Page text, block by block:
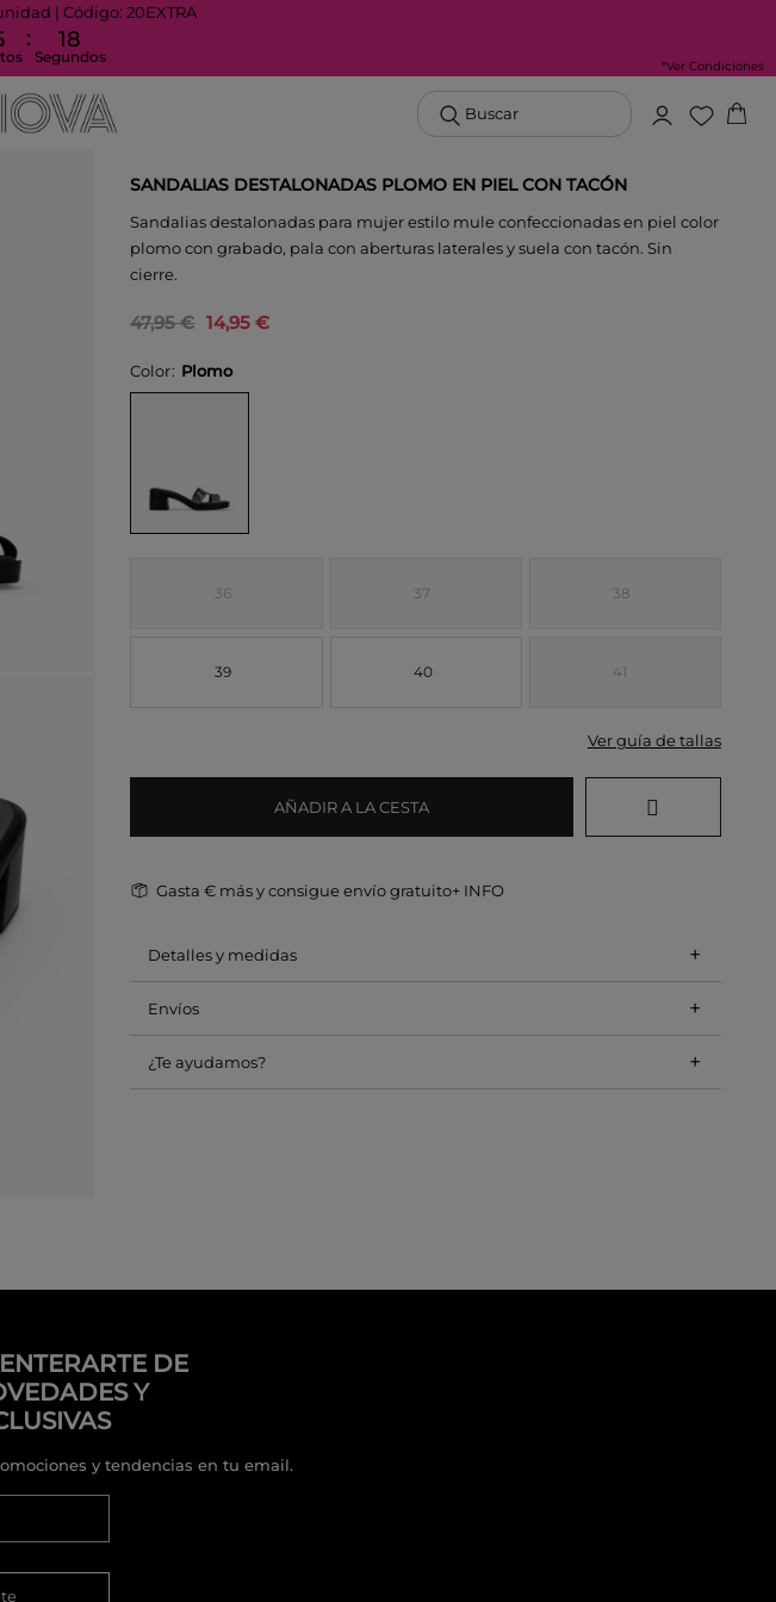
| Código: 20EXTRA
: 18
Segundos
*Ver Condiciones
Buscar
SANDALIAS DESTALONADAS PLOMO EN PIEL CON TACÓN
Sandalias destalonadas para mujer estilo mule confeccionadas en piel color
plomo con grabado, pala con aberturas laterales y suela con tacón. Sin
cierre.
14,95 €
47,95 €
Color Plomo
36 37 38
39 40 41
Ver guía de tallas
AÑADIR A LA CESTA
Gasta€ más y consigue envío gratuito+ INFO
Detalles y medidas +
Envíos +
¿Te ayudamos? +
DE
Y
y tendencias en tu email.